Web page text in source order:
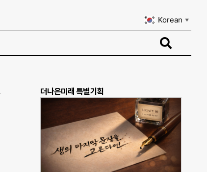
Korean ▼
더나은미래 특별기획